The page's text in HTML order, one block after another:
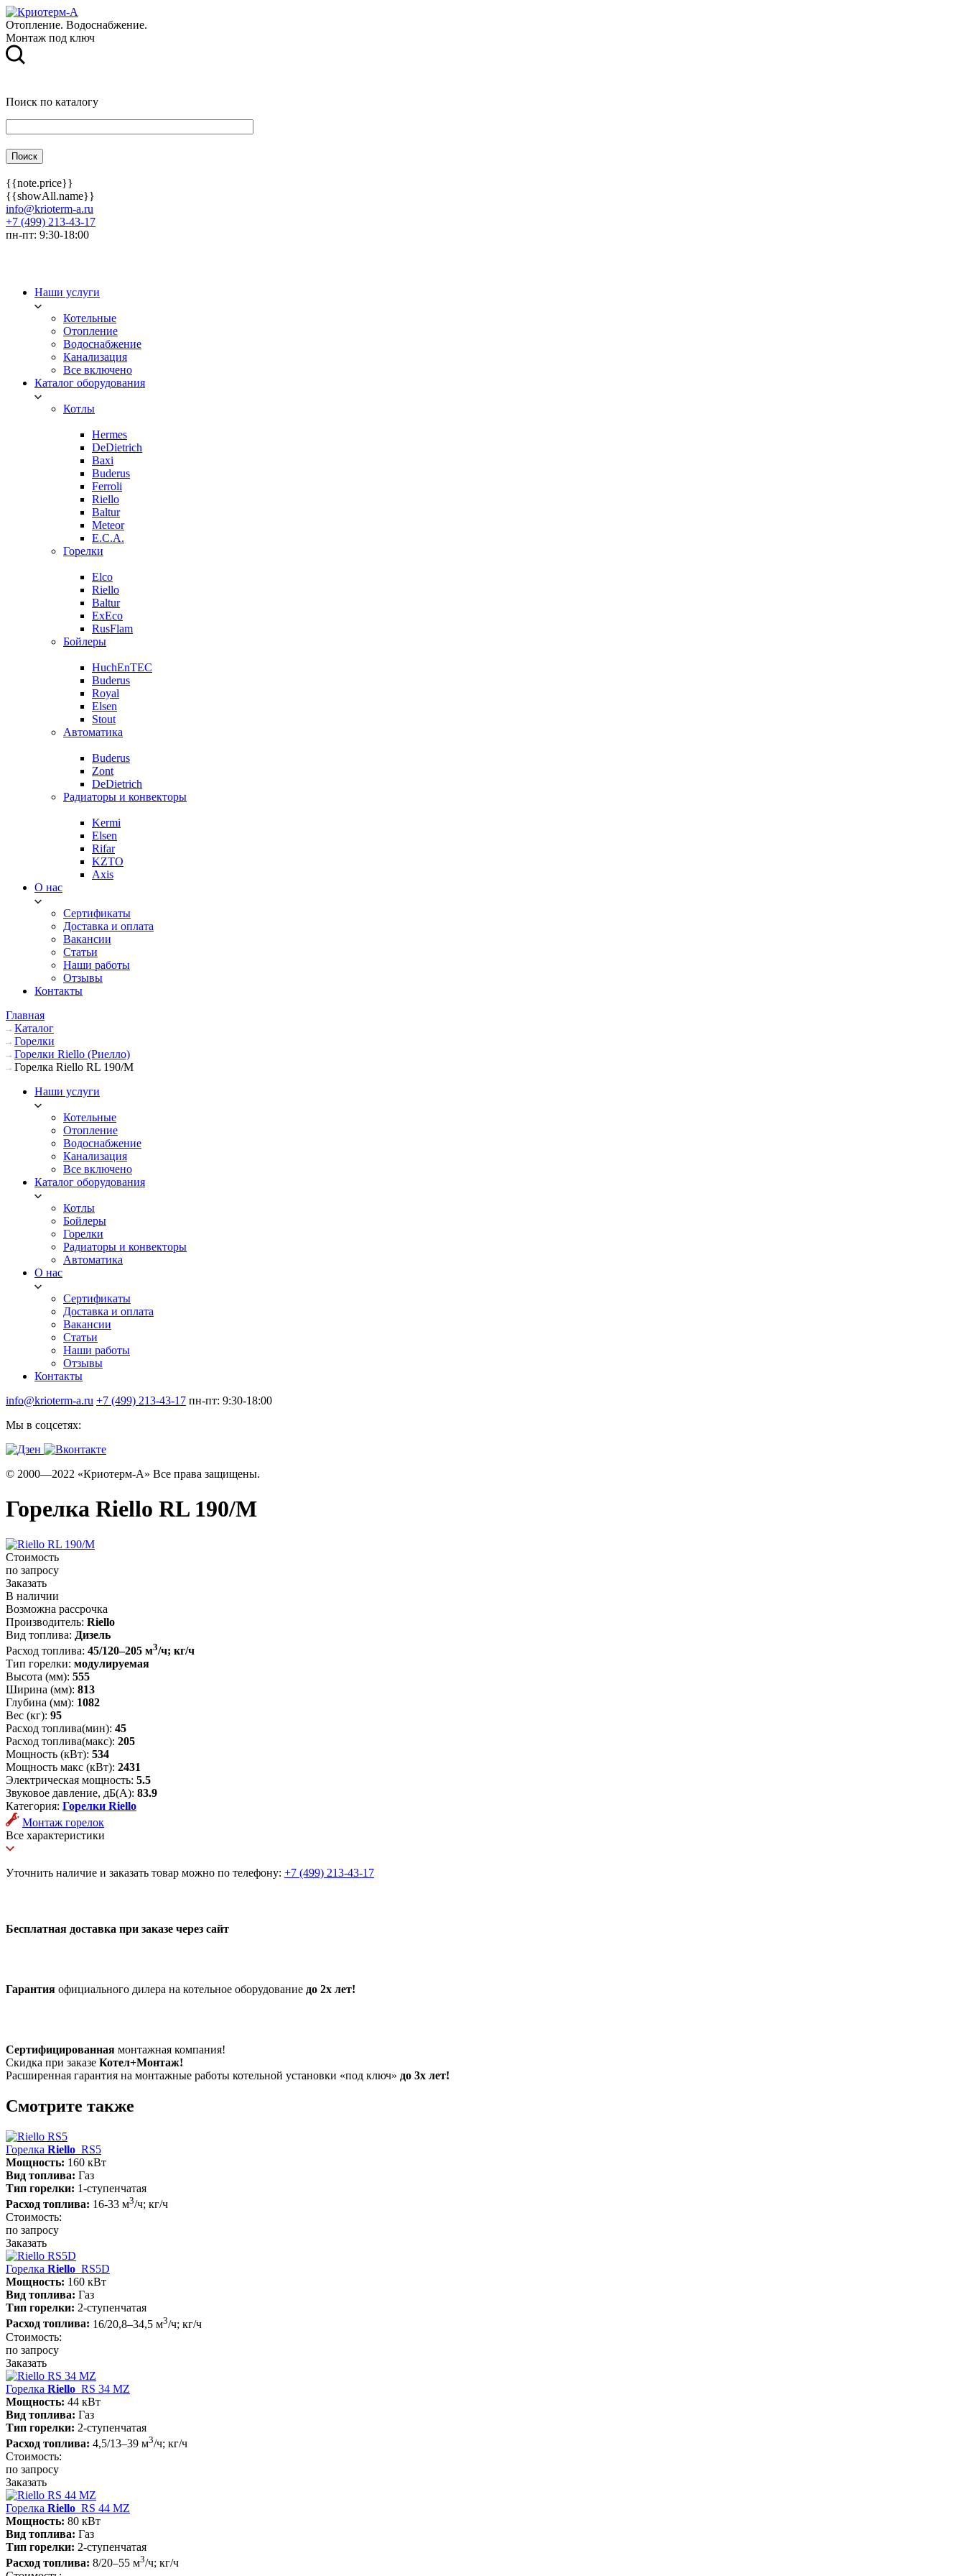
Отопление. Водоснабжение.
Монтаж под ключ
Поиск по каталогу
{{note.price}}
{{showAll.name}}
info@krioterm-a.ru
+7 (499) 213-43-17
пн-пт: 9:30-18:00
Наши услуги
Котельные
Отопление
Водоснабжение
Канализация
Все включено
Каталог оборудования
Котлы
Hermes
DeDietrich
Baxi
Buderus
Ferroli
Riello
Baltur
Meteor
E.C.A.
Горелки
Elco
Riello
Baltur
ExEco
RusFlam
Бойлеры
HuchEnTEC
Buderus
Royal
Elsen
Stout
Автоматика
Buderus
Zont
DeDietrich
Радиаторы и конвекторы
Kermi
Elsen
Rifar
KZTO
Axis
О нас
Сертификаты
Доставка и оплата
Вакансии
Статьи
Наши работы
Отзывы
Контакты
Главная
Каталог
Горелки
Горелки Riello (Риелло)
Горелка Riello RL 190/M
Наши услуги
Котельные
Отопление
Водоснабжение
Канализация
Все включено
Каталог оборудования
Котлы
Бойлеры
Горелки
Радиаторы и конвекторы
Автоматика
О нас
Сертификаты
Доставка и оплата
Вакансии
Статьи
Наши работы
Отзывы
Контакты
info@krioterm-a.ru +7 (499) 213-43-17 пн-пт: 9:30-18:00
Мы в соцсетях:
© 2000—2022 «Криотерм-А» Все права защищены.
Горелка Riello RL 190/M
Стоимость
по запросу
Заказать
В наличии
Возможна рассрочка
Производитель: Riello
Вид топлива: Дизель
Расход топлива: 45/120–205 м3/ч; кг/ч
Тип горелки: модулируемая
Высота (мм): 555
Ширина (мм): 813
Глубина (мм): 1082
Вес (кг): 95
Расход топлива(мин): 45
Расход топлива(макс): 205
Мощность (кВт): 534
Мощность макс (кВт): 2431
Электрическая мощность: 5.5
Звуковое давление, дБ(А): 83.9
Категория: Горелки Riello
Монтаж горелок
Все характеристики
Уточнить наличие и заказать товар можно по телефону: +7 (499) 213-43-17
Бесплатная доставка при заказе через сайт
Гарантия официального дилера на котельное оборудование до 2х лет!
Сертифицированная монтажная компания!
Скидка при заказе Котел+Монтаж!
Расширенная гарантия на монтажные работы котельной установки «под ключ» до 3х лет!
Смотрите также
Горелка Riello RS5
Мощность: 160 кВт
Вид топлива: Газ
Тип горелки: 1-ступенчатая
Расход топлива: 16-33 м3/ч; кг/ч
Стоимость:
по запросу
Заказать
Горелка Riello RS5D
Мощность: 160 кВт
Вид топлива: Газ
Тип горелки: 2-ступенчатая
Расход топлива: 16/20,8–34,5 м3/ч; кг/ч
Стоимость:
по запросу
Заказать
Горелка Riello RS 34 MZ
Мощность: 44 кВт
Вид топлива: Газ
Тип горелки: 2-ступенчатая
Расход топлива: 4,5/13–39 м3/ч; кг/ч
Стоимость:
по запросу
Заказать
Горелка Riello RS 44 MZ
Мощность: 80 кВт
Вид топлива: Газ
Тип горелки: 2-ступенчатая
Расход топлива: 8/20–55 м3/ч; кг/ч